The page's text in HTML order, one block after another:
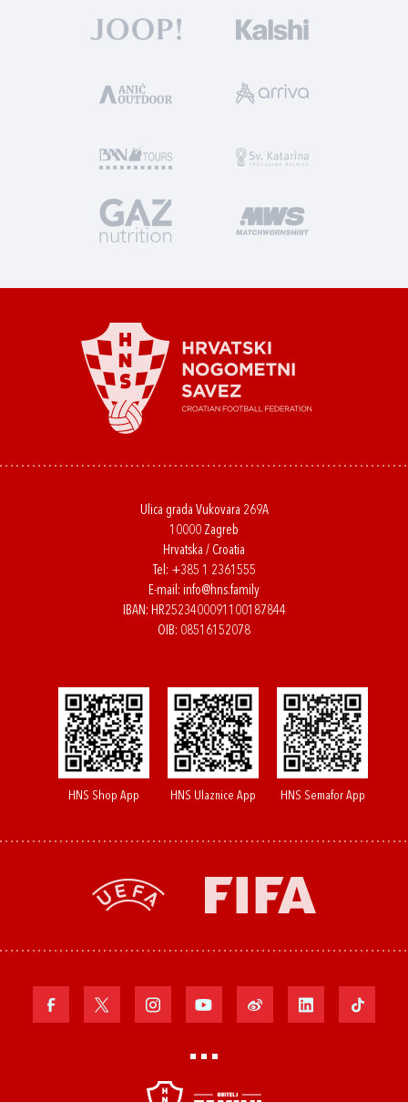
Ulica grada Vukovara 269A
10000 Zagreb
Hrvatska / Croatia
Tel: +385 1 2361555
E-mail: info@hns.family
IBAN: HR2523400091100187844
OIB: 08516152078
HNS Shop App HNS Ulaznice App HNS Semafor App